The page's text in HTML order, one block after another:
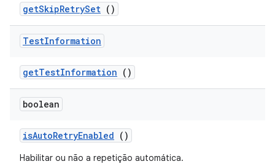
getSkipRetrySet ()
TestInformation
getTestInformation ()
boolean
isAutoRetryEnabled ()
Habilitar ou não a repetição automática.